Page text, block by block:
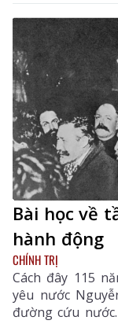
Bài học về
hành động
CHÍNH TRỊ
Cách đây 115
yêu nước
đường cứu